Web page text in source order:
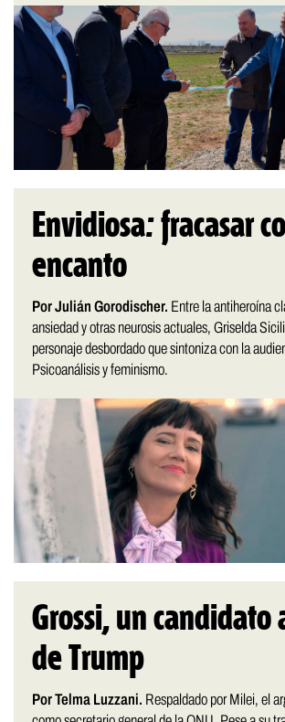
Envidiosa: fracasar
encanto
Por Julián Gorodischer. Entre la antiheroína
ansiedad y otras neurosis actuales, Griselda
personaje desbordado que sintoniza con la
Psicoanálisis y feminismo.
Grossi, un candidato
de Trump
Por Telma Luzzani. Respaldado por Milei, el